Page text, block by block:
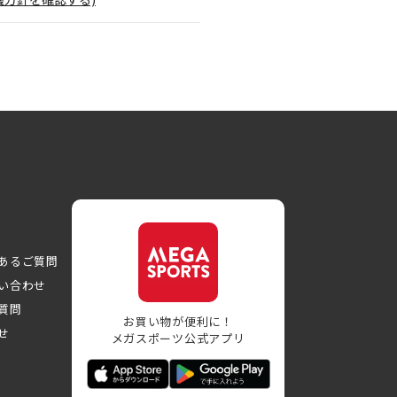
るご質問
合わせ
問
お買い物が便利に！
メガスポーツ公式アプリ